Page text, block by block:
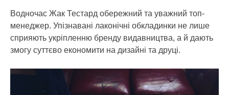
Водночас Жак Тестард обережний та уважний топ-
менеджер. Упізнавані лаконічні обкладинки не лише
сприяють укріпленню бренду видавництва, а й дають
змогу суттєво економити на дизайні та друці.